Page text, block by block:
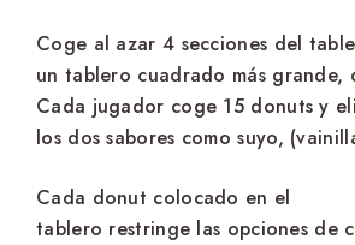
Coge al azar 4 secciones del
un tablero cuadrado más grande,
Cada jugador coge 15 donuts y
los dos sabores como suyo,
Cada donut colocado en el
tablero restringe las opciones de